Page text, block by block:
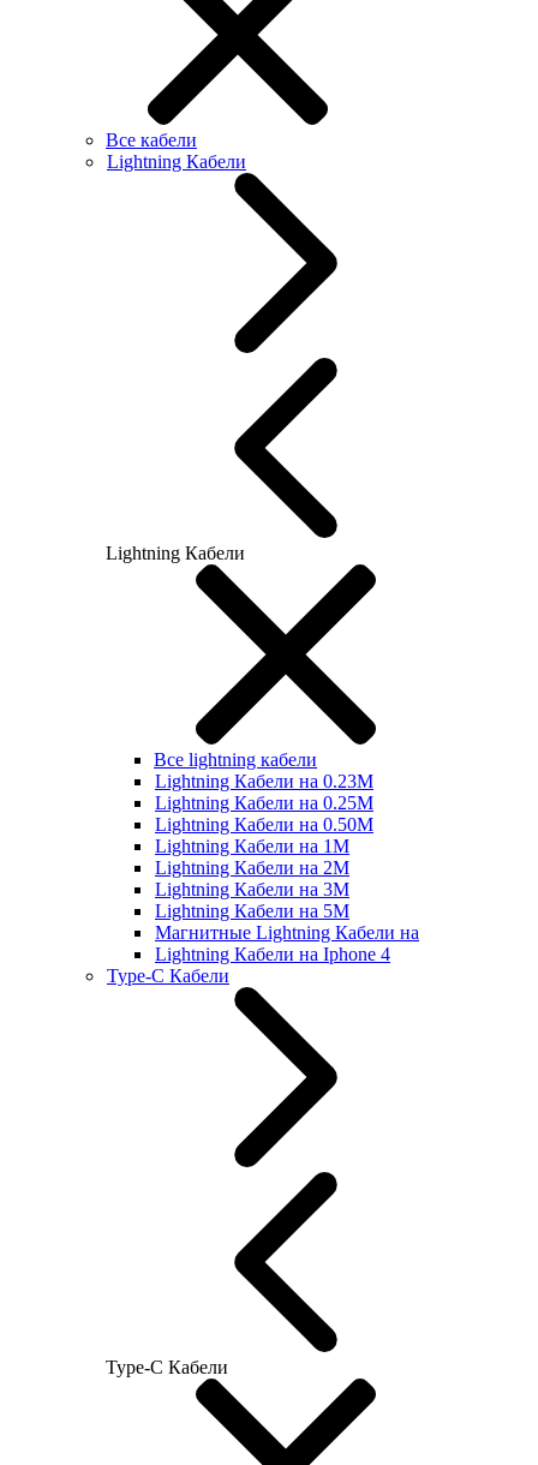
Все кабели
Lightning Кабели
Lightning Кабели
Все lightning кабели
Lightning Кабели на 0.23М
Lightning Кабели на 0.25М
Lightning Кабели на 0.50М
Lightning Кабели на 1М
Lightning Кабели на 2М
Lightning Кабели на 3М
Lightning Кабели на 5М
Магнитные Lightning Кабели на
Lightning Кабели на Iphone 4
Type-C Кабели
Type-C Кабели